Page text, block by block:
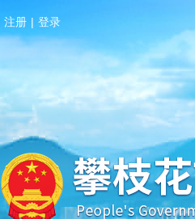
注册 | 登录